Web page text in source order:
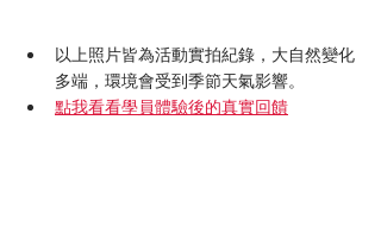
以上照片皆為活動實拍紀錄，大自然變化
多端，環境會受到季節天氣影響。
點我看看學員體驗後的真實回饋